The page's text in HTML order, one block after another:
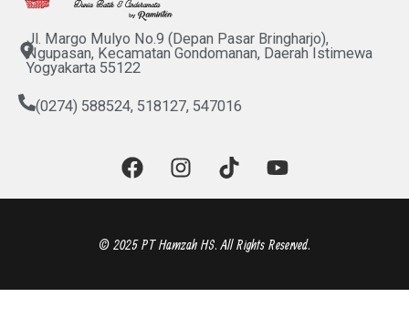
Jl. Margo Mulyo No.9 (Depan Pasar Bringharjo),
Ngupasan, Kecamatan Gondomanan, Daerah Istimewa
Yogyakarta 55122
(0274) 588524, 518127, 547016
F
a
c
b
o
I
n
s
a
r
T
i
k
o
Y
o
u
u
e
© 2025 PT Hamzah HS. All Rights Reserved.